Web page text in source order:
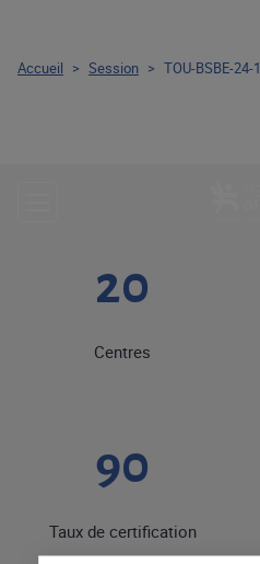
20
Centres
90
Taux de certification
Accueil > Session > TOU-BSBE-24-1